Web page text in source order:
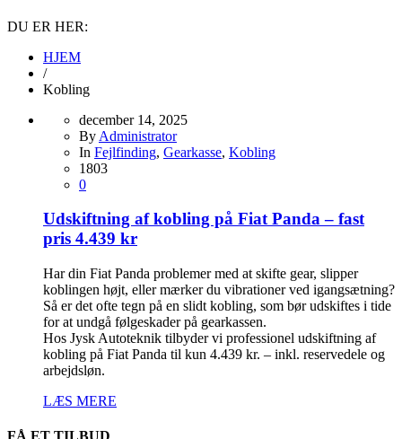
DU ER HER:
HJEM
/
Kobling
december 14, 2025
By Administrator
In Fejlfinding, Gearkasse, Kobling
1803
0
Udskiftning af kobling på Fiat Panda – fast
pris 4.439 kr
Har din Fiat Panda problemer med at skifte gear, slipper
koblingen højt, eller mærker du vibrationer ved igangsætning?
Så er det ofte tegn på en slidt kobling, som bør udskiftes i tide
for at undgå følgeskader på gearkassen.
Hos Jysk Autoteknik tilbyder vi professionel udskiftning af
kobling på Fiat Panda til kun 4.439 kr. – inkl. reservedele og
arbejdsløn.
LÆS MERE